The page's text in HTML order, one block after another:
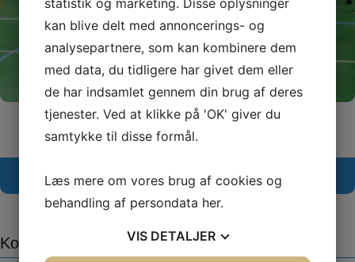
Følg os på Facebook her
Kontaktinformation
kan blive delt med annoncerings- og
analysepartnere, som kan kombinere dem
med data, du tidligere har givet dem eller
de har indsamlet gennem din brug af deres
tjenester. Ved at klikke på 'OK' giver du
samtykke til disse formål.
Læs mere om vores brug af cookies og
behandling af persondata her.
VIS DETALJER